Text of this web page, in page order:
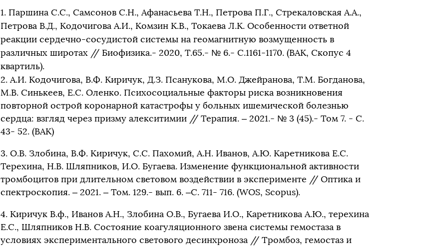
1. Паршина С.С., Самсонов С.Н., Афанасьева Т.Н., Петрова П.Г., Стрекаловская А.А.,
Петрова В.Д., Кодочигова А.И., Комзин К.В., Токаева Л.К. Особенности ответной
реакции сердечно-сосудистой системы на геомагнитную возмущенность в
различных широтах // Биофизика.- 2020, Т.65.- № 6.- С.1161-1170. (ВАК, Скопус 4
квартиль).
2. А.И. Кодочигова, В.Ф. Киричук, Д.З. Псанукова, М.О. Джейранова, Т.М. Богданова,
М.В. Синькеев, Е.С. Оленко. Психосоциальные факторы риска возникновения
повторной острой коронарной катастрофы у больных ишемической болезнью
сердца: взгляд через призму алекситимии // Терапия. – 2021.- № 3 (45).- Том 7. - С.
43- 52. (ВАК)
3. О.В. Злобина, В.Ф. Киричук, С.С. Пахомий, А.Н. Иванов, А.Ю. Каретникова Е.С.
Терехина, Н.В. Шляпников, И.О. Бугаева. Изменение функциональной активности
тромбоцитов при длительном световом воздействии в эксперименте // Оптика и
спектроскопия. – 2021. – Том. 129.- вып. 6. –С. 711- 716. (WOS, Scopus).
4. Киричук В.ф., Иванов А.Н., Злобина О.В., Бугаева И.О., Каретникова А.Ю., терехина
Е.С., Шляпников Н.В. Состояние коагуляционного звена системы гемостаза в
условиях экспериментального светового десинхроноза // Тромбоз, гемостаз и